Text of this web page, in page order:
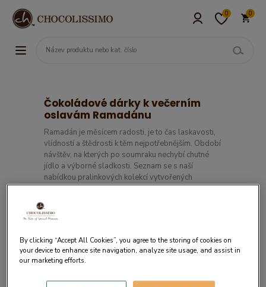
0 0
Čokoládové dárky k večerním
oslavám Ramadánu
Ramadán je měsícem radosti, je to čas laskavosti,
vlídností a štědrosti k těm nejpotřebnějším. Období
návštěv, na kterých po soumraku nechybí chutné
jídlo a výborné sladkosti. Seznam se s naší
nabídkou pralinkových kolekcí vytvořených
speciálně k Ramadánu!
By clicking “Accept All Cookies”, you agree to the storing of cookies on
your device to enhance site navigation, analyze site usage, and assist in
our marketing efforts.